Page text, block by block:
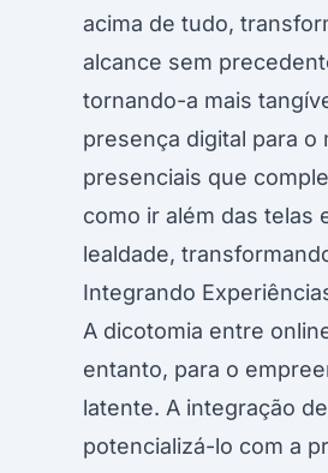
acima de tudo,
alcance sem
tornando-a mais
presença digital para
presenciais que
como ir além das telas
lealdade,
Integrando
A dicotomia entre
entanto, para o
latente. A integração
potencializá-lo com a